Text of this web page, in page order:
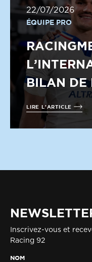
22/07/2026
ÉQUIPE PRO
BILAN DE
LIRE L'ARTICLE
Inscrivez-vous et
Racing 92
NOM